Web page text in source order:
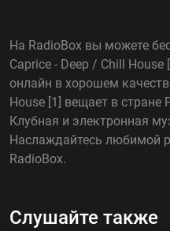
На RadioBox вы можете
Caprice - Deep / Chill
онлайн в хорошем
House [1] вещает в
Клубная и электронная
Наслаждайтесь любимой
RadioBox.
Слушайте также